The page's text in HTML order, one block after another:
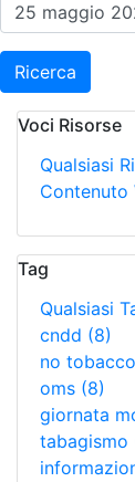
Ricerca
Voci Risorse
Qualsiasi
Contenuto
Tag
Qualsiasi
cndd (8)
no
oms (8)
giornata
tabagismo